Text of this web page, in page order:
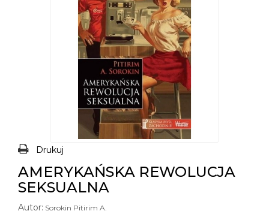
Drukuj
AMERYKAŃSKA REWOLUCJA
SEKSUALNA
Autor: Sorokin Pitirim A.